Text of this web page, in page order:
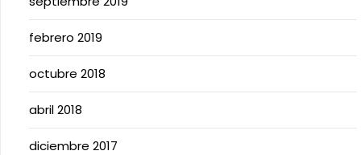
febrero 2019
octubre 2018
abril 2018
diciembre 2017